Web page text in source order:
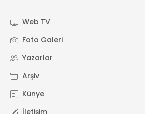
Web TV
Foto Galeri
Yazarlar
Arşiv
Künye